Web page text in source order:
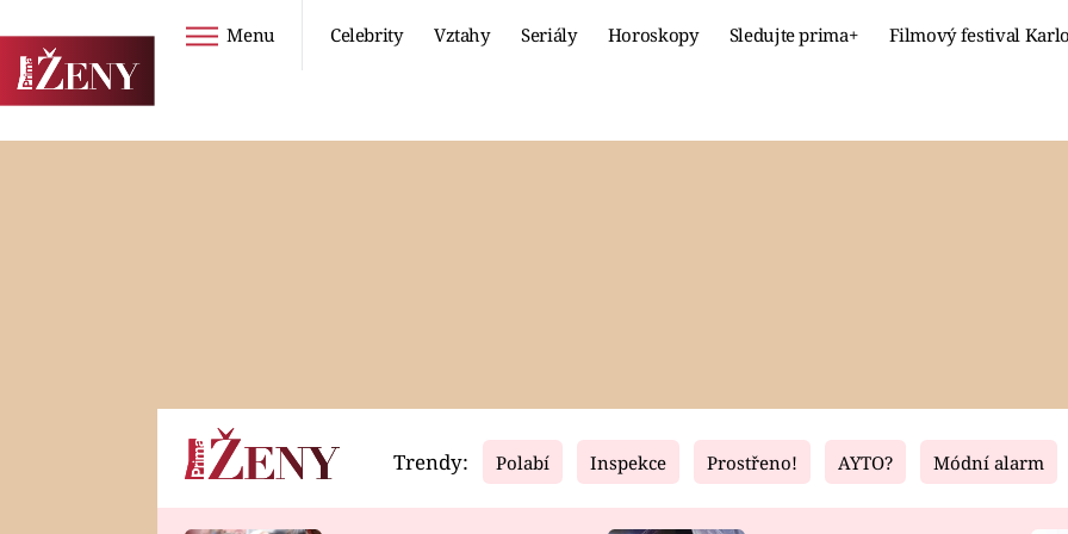
Menu Celebrity Vztahy Seriály Horoskopy Sledujte prima+ Filmový festival
Horoskopy Video Fresh Living
Trendy: Polabí Inspekce Prostřeno! AYTO? Módní alarm